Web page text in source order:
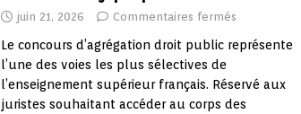
juin 21, 2026 Commentaires fermés
Le concours d’agrégation droit public représente
l’une des voies les plus sélectives de
l’enseignement supérieur français. Réservé aux
juristes souhaitant accéder au corps des